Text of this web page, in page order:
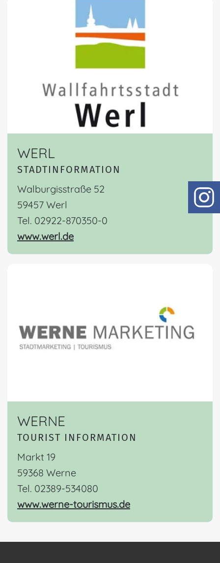
WERL
STADTINFORMATION
Walburgisstraße 52
59457 Werl
Tel. 02922-870350-0
www.werl.de
WERNE
TOURIST INFORMATION
Markt 19
59368 Werne
Tel. 02389-534080
www.werne-tourismus.de